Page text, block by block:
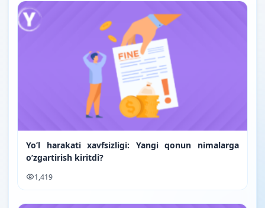
Yo’l harakati xavfsizligi: Yangi qonun nimalarga
o’zgartirish kiritdi?
1,419